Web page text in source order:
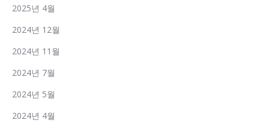
2025년 4월
2024년 12월
2024년 11월
2024년 7월
2024년 5월
2024년 4월